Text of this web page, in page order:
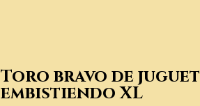
Toro bravo de
embistiendo XL